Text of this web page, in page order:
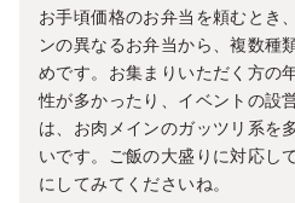
お手頃価格のお弁当を頼むとき
ンの異なるお弁当から、複数種
めです。お集まりいただく方の
性が多かったり、イベントの設
は、お肉メインのガッツリ系を
いです。ご飯の大盛りに対応し
にしてみてくださいね。